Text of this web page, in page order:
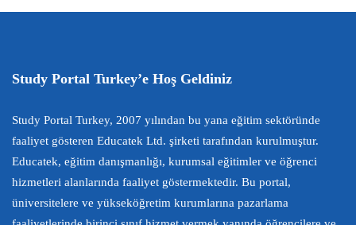
Study Portal Turkey’e Hoş Geldiniz
Study Portal Turkey, 2007 yılından bu yana eğitim sektöründe
faaliyet gösteren Educatek Ltd. şirketi tarafından kurulmuştur.
Educatek, eğitim danışmanlığı, kurumsal eğitimler ve öğrenci
hizmetleri alanlarında faaliyet göstermektedir. Bu portal,
üniversitelere ve yükseköğretim kurumlarına pazarlama